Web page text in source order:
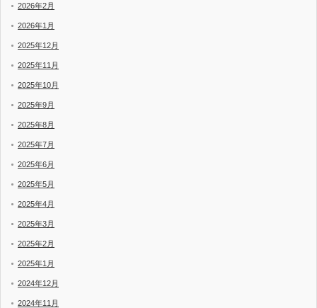
2026年2月
2026年1月
2025年12月
2025年11月
2025年10月
2025年9月
2025年8月
2025年7月
2025年6月
2025年5月
2025年4月
2025年3月
2025年2月
2025年1月
2024年12月
2024年11月